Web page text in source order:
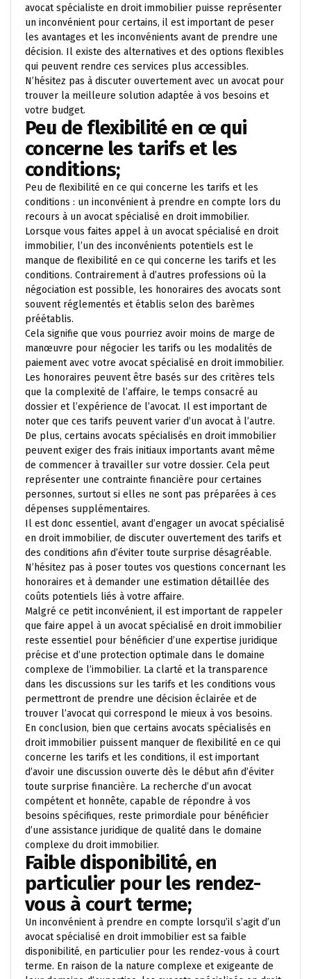
avocat spécialiste en droit immobilier puisse représenter
un inconvénient pour certains, il est important de peser
les avantages et les inconvénients avant de prendre une
décision. Il existe des alternatives et des options flexibles
qui peuvent rendre ces services plus accessibles.
N’hésitez pas à discuter ouvertement avec un avocat pour
trouver la meilleure solution adaptée à vos besoins et
votre budget.
Peu de flexibilité en ce qui
concerne les tarifs et les
conditions;
Peu de flexibilité en ce qui concerne les tarifs et les
conditions : un inconvénient à prendre en compte lors du
recours à un avocat spécialisé en droit immobilier.
Lorsque vous faites appel à un avocat spécialisé en droit
immobilier, l’un des inconvénients potentiels est le
manque de flexibilité en ce qui concerne les tarifs et les
conditions. Contrairement à d’autres professions où la
négociation est possible, les honoraires des avocats sont
souvent réglementés et établis selon des barèmes
préétablis.
Cela signifie que vous pourriez avoir moins de marge de
manœuvre pour négocier les tarifs ou les modalités de
paiement avec votre avocat spécialisé en droit immobilier.
Les honoraires peuvent être basés sur des critères tels
que la complexité de l’affaire, le temps consacré au
dossier et l’expérience de l’avocat. Il est important de
noter que ces tarifs peuvent varier d’un avocat à l’autre.
De plus, certains avocats spécialisés en droit immobilier
peuvent exiger des frais initiaux importants avant même
de commencer à travailler sur votre dossier. Cela peut
représenter une contrainte financière pour certaines
personnes, surtout si elles ne sont pas préparées à ces
dépenses supplémentaires.
Il est donc essentiel, avant d’engager un avocat spécialisé
en droit immobilier, de discuter ouvertement des tarifs et
des conditions afin d’éviter toute surprise désagréable.
N’hésitez pas à poser toutes vos questions concernant les
honoraires et à demander une estimation détaillée des
coûts potentiels liés à votre affaire.
Malgré ce petit inconvénient, il est important de rappeler
que faire appel à un avocat spécialisé en droit immobilier
reste essentiel pour bénéficier d’une expertise juridique
précise et d’une protection optimale dans le domaine
complexe de l’immobilier. La clarté et la transparence
dans les discussions sur les tarifs et les conditions vous
permettront de prendre une décision éclairée et de
trouver l’avocat qui correspond le mieux à vos besoins.
En conclusion, bien que certains avocats spécialisés en
droit immobilier puissent manquer de flexibilité en ce qui
concerne les tarifs et les conditions, il est important
d’avoir une discussion ouverte dès le début afin d’éviter
toute surprise financière. La recherche d’un avocat
compétent et honnête, capable de répondre à vos
besoins spécifiques, reste primordiale pour bénéficier
d’une assistance juridique de qualité dans le domaine
complexe du droit immobilier.
Faible disponibilité, en
particulier pour les rendez-
vous à court terme;
Un inconvénient à prendre en compte lorsqu’il s’agit d’un
avocat spécialisé en droit immobilier est sa faible
disponibilité, en particulier pour les rendez-vous à court
terme. En raison de la nature complexe et exigeante de